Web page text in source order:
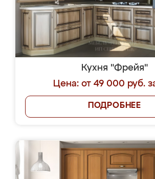
Кухня "Фрейя"
Цена: от 49 000 руб.
ПОДРОБНЕЕ